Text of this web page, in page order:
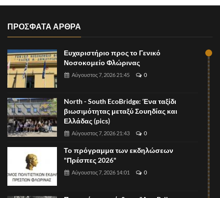
ΠΡΟΣΦΑΤΑ ΑΡΘΡΑ
Ευχαριστήριο προς το Γενικό
Νοσοκομείο Φλώρινας
Αύγουστος 7, 2026 21:45 0
North - South EcoBridge: Ένα ταξίδι
βιωσιμότητας μεταξύ Σουηδίας και
Ελλάδας (pics)
Αύγουστος 7, 2026 21:43 0
Το πρόγραμμα των εκδηλώσεων
"Πρέσπες 2026"
Αύγουστος 7, 2026 14:01 0